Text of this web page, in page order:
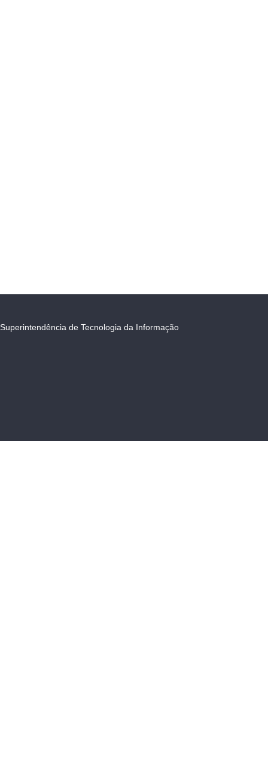
Superintendência de Tecnologia da Informação